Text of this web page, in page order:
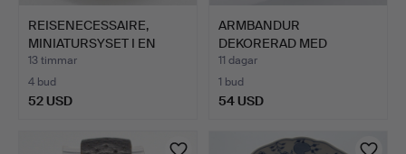
REISENECESSAIRE,
MINIATURSYSET I EN
SNÄCKD…
13 timmar
4 bud
52 USD
ARMBANDUR
DEKORERAD MED
NIELLO-ARBETE, BOE…
11 dagar
1 bud
54 USD